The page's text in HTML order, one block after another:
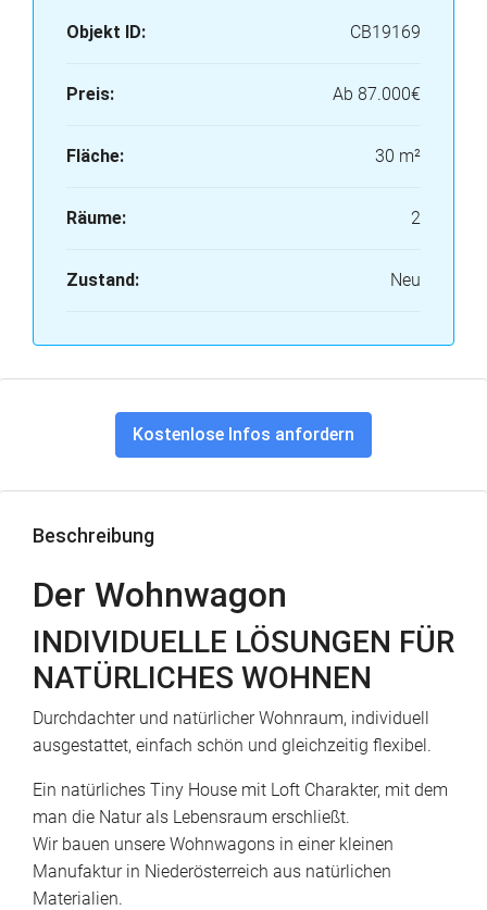
Objekt ID: CB19169
Preis: Ab 87.000€
Fläche: 30 m²
Räume: 2
Zustand: Neu
Kostenlose Infos anfordern
Beschreibung
Der Wohnwagon
INDIVIDUELLE LÖSUNGEN FÜR
NATÜRLICHES WOHNEN
Durchdachter und natürlicher Wohnraum, individuell
ausgestattet, einfach schön und gleichzeitig flexibel.
Ein natürliches Tiny House mit Loft Charakter, mit dem
man die Natur als Lebensraum erschließt.
Wir bauen unsere Wohnwagons in einer kleinen
Manufaktur in Niederösterreich aus natürlichen
Materialien.